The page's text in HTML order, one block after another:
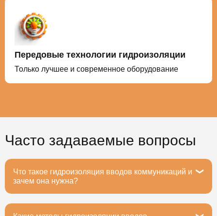
Передовые технологии гидроизоляции
Только лучшее и современное оборудование
Часто задаваемые вопросы
Что такое гидроизоляция вводов коммуникаций и
зачем она нужна?